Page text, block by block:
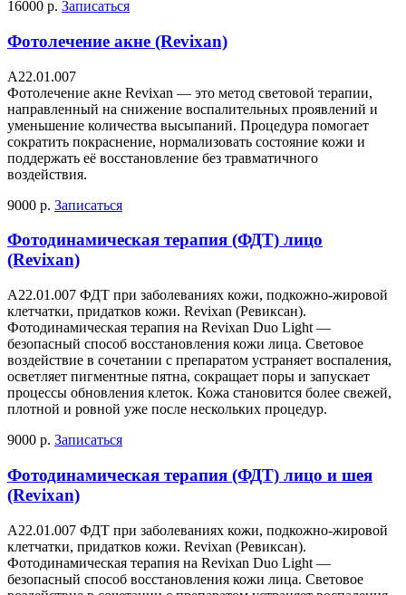
16000 р. Записаться
Фотолечение акне (Revixan)
А22.01.007
Фотолечение акне Revixan — это метод световой терапии,
направленный на снижение воспалительных проявлений и
уменьшение количества высыпаний. Процедура помогает
сократить покраснение, нормализовать состояние кожи и
поддержать её восстановление без травматичного
воздействия.
9000 р. Записаться
Фотодинамическая терапия (ФДТ) лицо
(Revixan)
А22.01.007 ФДТ при заболеваниях кожи, подкожно-жировой
клетчатки, придатков кожи. Revixan (Ревиксан).
Фотодинамическая терапия на Revixan Duo Light —
безопасный способ восстановления кожи лица. Световое
воздействие в сочетании с препаратом устраняет воспаления,
осветляет пигментные пятна, сокращает поры и запускает
процессы обновления клеток. Кожа становится более свежей,
плотной и ровной уже после нескольких процедур.
9000 р. Записаться
Фотодинамическая терапия (ФДТ) лицо и шея
(Revixan)
А22.01.007 ФДТ при заболеваниях кожи, подкожно-жировой
клетчатки, придатков кожи. Revixan (Ревиксан).
Фотодинамическая терапия на Revixan Duo Light —
безопасный способ восстановления кожи лица. Световое